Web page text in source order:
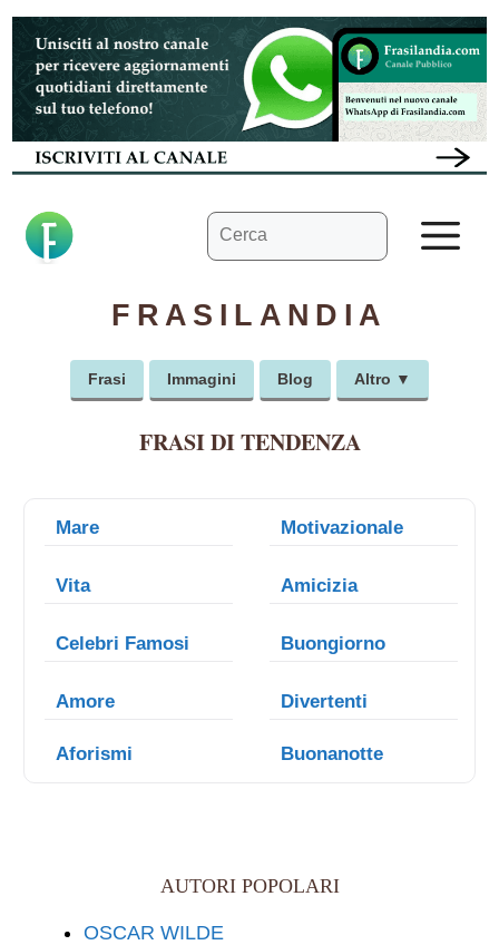
Vai
contenuto
Ricerca
per:
FRASILANDIA
Frasi Immagini Blog Altro ▼
FRASI DI TENDENZA
Mare
Vita
Celebri Famosi
Amore
Aforismi
Motivazionale
Amicizia
Buongiorno
Divertenti
Buonanotte
AUTORI POPOLARI
OSCAR WILDE